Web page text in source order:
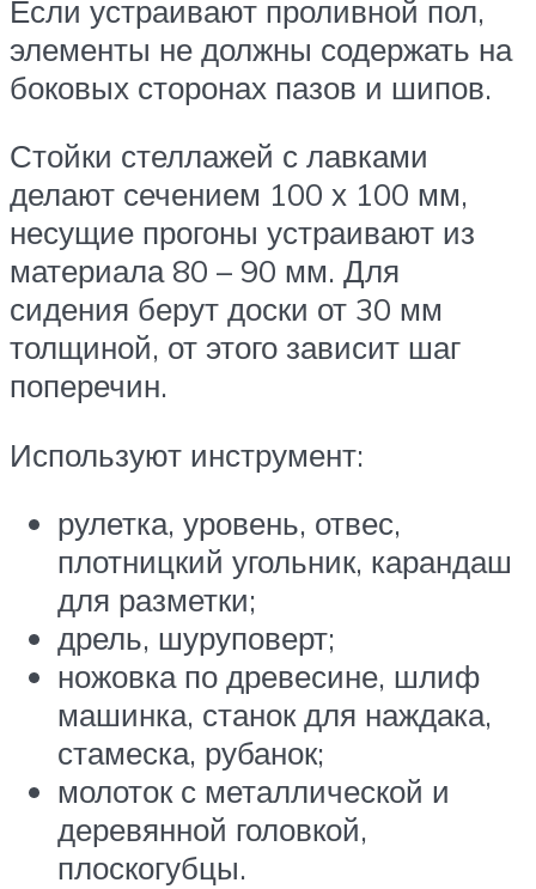
Если устраивают проливной пол,
элементы не должны содержать на
боковых сторонах пазов и шипов.
Стойки стеллажей с лавками
делают сечением 100 х 100 мм,
несущие прогоны устраивают из
материала 80 – 90 мм. Для
сидения берут доски от 30 мм
толщиной, от этого зависит шаг
поперечин.
Используют инструмент:
рулетка, уровень, отвес,
плотницкий угольник, карандаш
для разметки;
дрель, шуруповерт;
ножовка по древесине, шлиф
машинка, станок для наждака,
стамеска, рубанок;
молоток с металлической и
деревянной головкой,
плоскогубцы.